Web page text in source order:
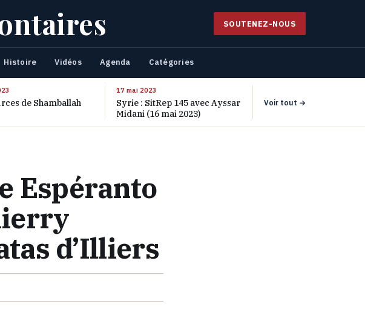
SOUTENEZ-NOUS
Histoire Vidéos Agenda Catégories
de Shamballah
17 mai 2023
Syrie : SitRep 145 avec Ayssar
Midani (16 mai 2023)
Voir tout →
Espéranto
d’Illiers